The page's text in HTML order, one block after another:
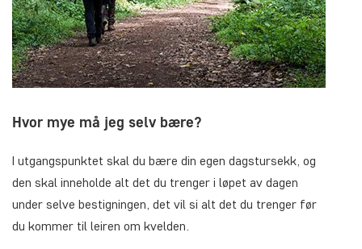
Hvor mye må jeg selv bære?
I utgangspunktet skal du bære din egen dagstursekk, og
den skal inneholde alt det du trenger i løpet av dagen
under selve bestigningen, det vil si alt det du trenger før
du kommer til leiren om kvelden.